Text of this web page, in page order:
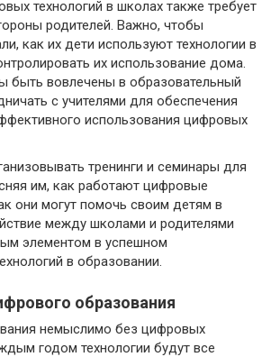
технологий в школах также требует
родителей. Важно, чтобы
как их дети используют технологии в
их использование дома.
быть вовлечены в образовательный
с учителями для обеспечения
использования цифровых
тренинги и семинары для
им, как работают цифровые
они могут помочь своим детям в
между школами и родителями
элементом в успешном
в образовании.
образования
немыслимо без цифровых
годом технологии будут все